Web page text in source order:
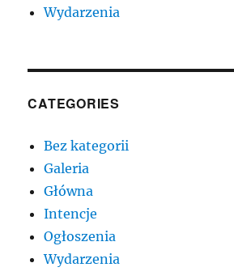
Wydarzenia
CATEGORIES
Bez kategorii
Galeria
Główna
Intencje
Ogłoszenia
Wydarzenia